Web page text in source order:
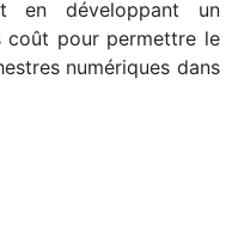
en développant un
coût pour permettre le
numériques dans